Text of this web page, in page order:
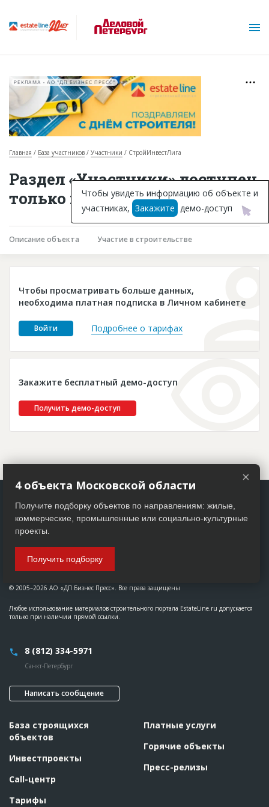
Горячие объекты
База строящихся объектов
Инвестпроекты
Глоссарий
Платные услуги
Пресс-релизы
РЕКЛАМА • АО "ДП БИЗНЕС ПРЕСС"
Главная База участников Участники СтройИнвестЛига
Раздел «Участники» доступен
только подписчикам
Описание объекта Участие в строительстве
Чтобы просматривать больше данных,
необходима платная подписка в Личном кабинете
Войти Подробнее о тарифах
Закажите бесплатный демо-доступ
Получить демо-доступ
Чтобы увидеть информацию об объекте и
участниках, Закажите демо-доступ
© 2005–2026 АО «ДП Бизнес Пресс». Все права защищены
Любое использование материалов строительного портала EstateLine.ru допускается
только при наличии прямой ссылки.
8 (812) 334-5971
Санкт-Петербург
Написать сообщение
База строящихся
объектов
Инвестпроекты
Call-центр
Тарифы
Платные услуги
Горячие объекты
Пресс-релизы
×
4 объекта Московской области
Получите подборку объектов по направлениям: жилые,
коммерческие, промышленные или социально-культурные
проекты.
Получить подборку